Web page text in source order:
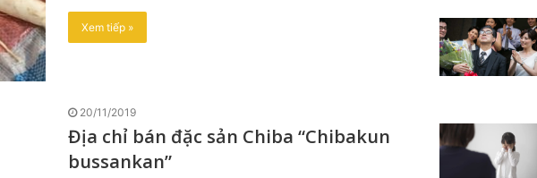
Xem tiếp »
20/11/2019
Địa chỉ bán đặc sản Chiba “Chibakun
bussankan”